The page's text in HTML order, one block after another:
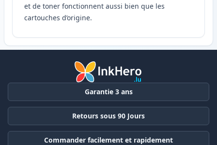
et de toner fonctionnent aussi bien que les
cartouches d’origine.
Garantie 3 ans
Retours sous 90 Jours
Commander facilement et rapidement